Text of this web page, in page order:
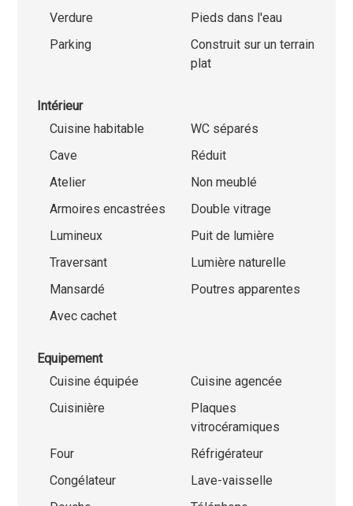
Verdure
Pieds dans l'eau
Parking
Construit sur un terrain
plat
Intérieur
Cuisine habitable
WC séparés
Cave
Réduit
Atelier
Non meublé
Armoires encastrées
Double vitrage
Lumineux
Puit de lumière
Traversant
Lumière naturelle
Mansardé
Poutres apparentes
Avec cachet
Equipement
Cuisine équipée
Cuisine agencée
Cuisinière
Plaques
vitrocéramiques
Four
Réfrigérateur
Congélateur
Lave-vaisselle